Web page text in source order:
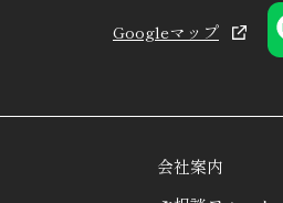
Googleマップ
会社案内